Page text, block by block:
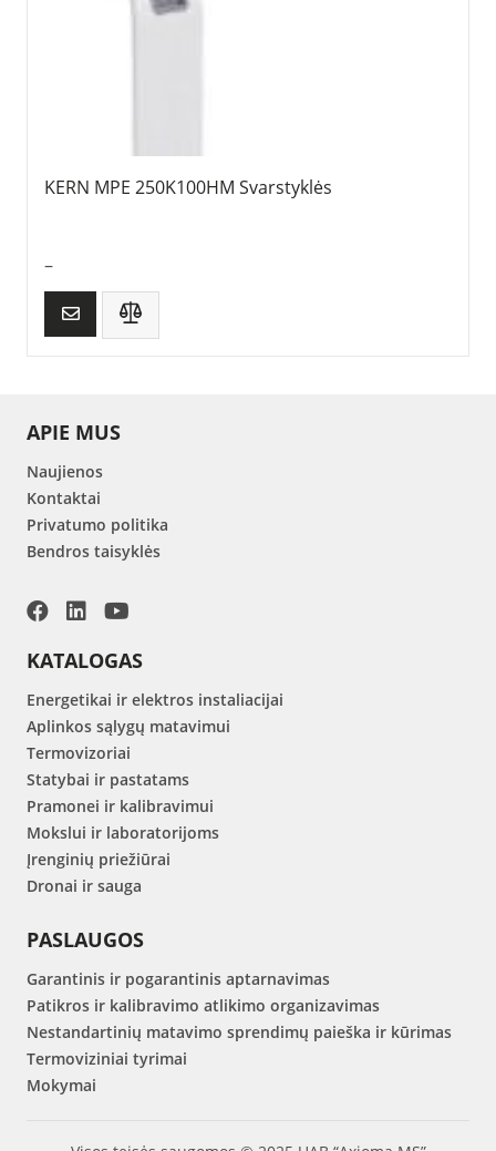
KERN MPE 250K100HM Svarstyklės
–
APIE MUS
Naujienos
Kontaktai
Privatumo politika
Bendros taisyklės
KATALOGAS
Energetikai ir elektros instaliacijai
Aplinkos sąlygų matavimui
Termovizoriai
Statybai ir pastatams
Pramonei ir kalibravimui
Mokslui ir laboratorijoms
Įrenginių priežiūrai
Dronai ir sauga
PASLAUGOS
Garantinis ir pogarantinis aptarnavimas
Patikros ir kalibravimo atlikimo organizavimas
Nestandartinių matavimo sprendimų paieška ir kūrimas
Termoviziniai tyrimai
Mokymai